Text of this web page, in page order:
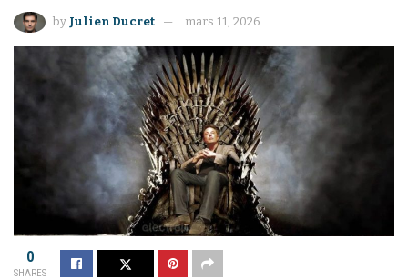
by Julien Ducret mars 11, 2026
0
SHARES